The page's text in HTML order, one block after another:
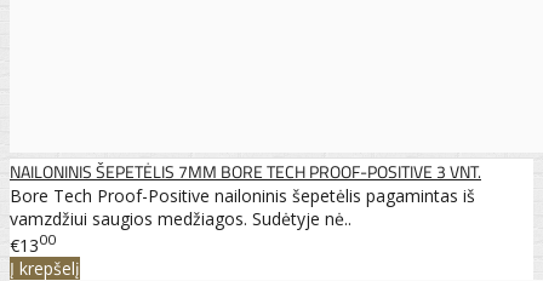
NAILONINIS ŠEPETĖLIS 7MM BORE TECH PROOF-POSITIVE 3 VNT.
Bore Tech Proof-Positive nailoninis šepetėlis pagamintas iš
vamzdžiui saugios medžiagos. Sudėtyje nė..
€1300
Į krepšelį